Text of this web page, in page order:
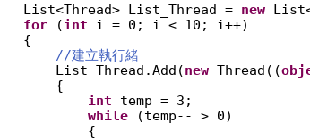
List<Thread> List_Thread = new
for
(int
i = 0; i < 10; i++)
{
//建立執行緒
List_Thread.Add(new Thread((
{
int
temp = 3;
while
(temp-- > 0)
{